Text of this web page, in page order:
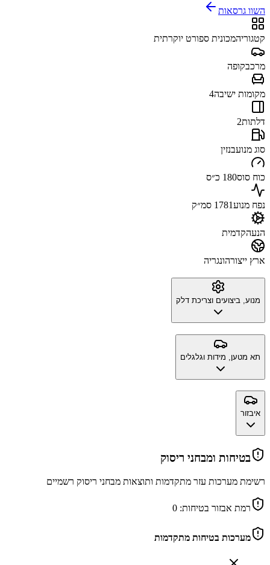
השוו גרסאות
קטגוריהמכונית ספורט יוקרתית
מרכבקופה
מקומות ישיבה4
דלתות2
סוג מנועבנזין
כוח סוס180 כ״ס
נפח מנוע1781 סמ״ק
הנעהקדמית
ארץ ייצורהונגריה
מנוע, ביצועים וצריכת דלק
תא מטען, מידות וגלגלים
איבזור
בטיחות ומבחני ריסוק
רשימת מערכות עזר מתקדמות ותוצאות מבחני ריסוק רשמיים
רמת אבזור בטיחות: 0
מערכות בטיחות מתקדמות